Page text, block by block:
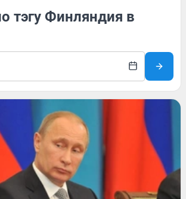
тэгу Финляндия в